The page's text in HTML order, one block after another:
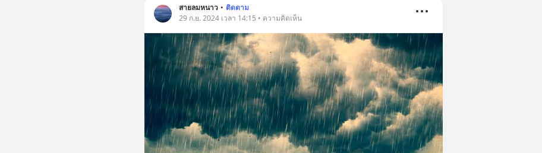
สายลมหนาว • ติดตาม
29 ก.ย. 2024 เวลา 14:15 • ความคิดเห็น